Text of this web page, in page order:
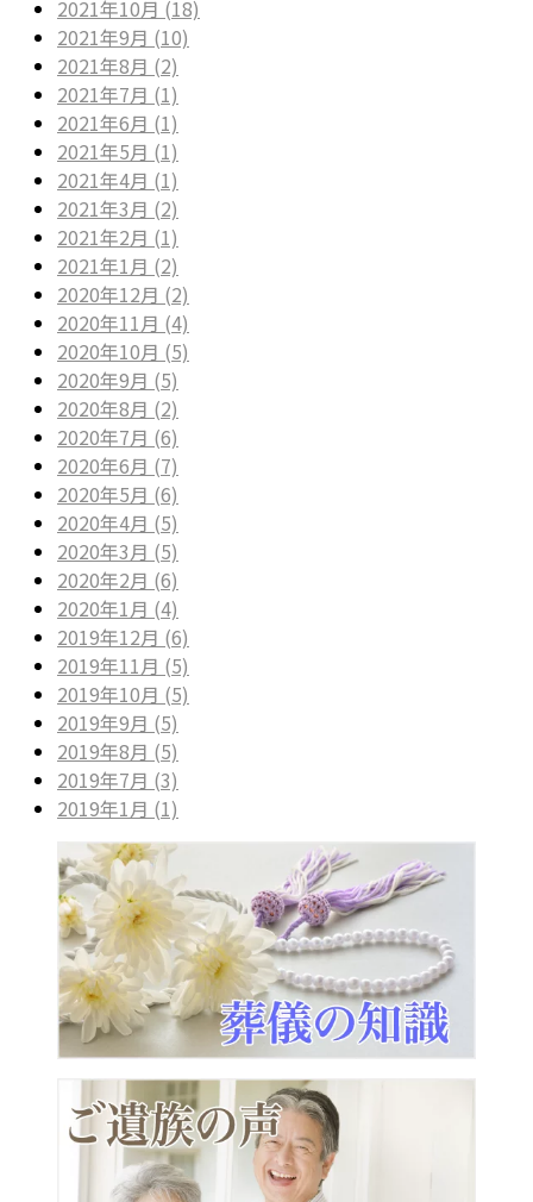
2021年10月 (18)
2021年9月 (10)
2021年8月 (2)
2021年7月 (1)
2021年6月 (1)
2021年5月 (1)
2021年4月 (1)
2021年3月 (2)
2021年2月 (1)
2021年1月 (2)
2020年12月 (2)
2020年11月 (4)
2020年10月 (5)
2020年9月 (5)
2020年8月 (2)
2020年7月 (6)
2020年6月 (7)
2020年5月 (6)
2020年4月 (5)
2020年3月 (5)
2020年2月 (6)
2020年1月 (4)
2019年12月 (6)
2019年11月 (5)
2019年10月 (5)
2019年9月 (5)
2019年8月 (5)
2019年7月 (3)
2019年1月 (1)